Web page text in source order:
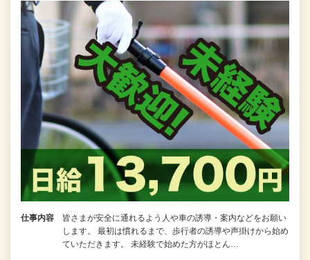
仕事内容
皆さまが安全に通れるよう人や車の誘導・案内などをお願い
します。 最初は慣れるまで、歩行者の誘導や声掛けから始め
ていただきます。 未経験で始めた方がほとん…